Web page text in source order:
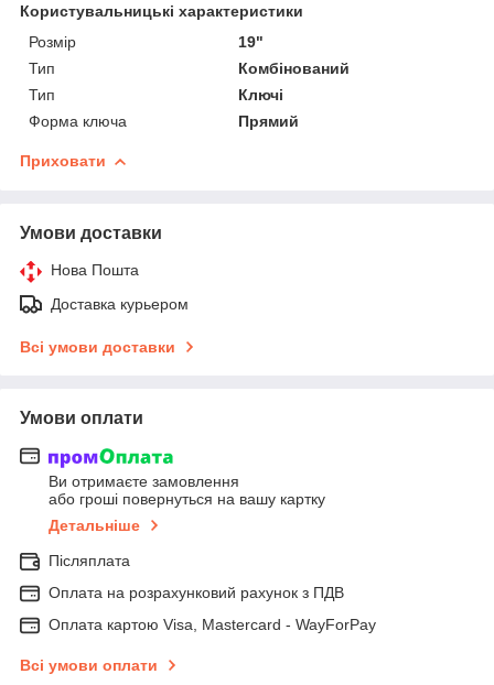
Користувальницькі характеристики
Розмір
19"
Тип
Комбінований
Тип
Ключі
Форма ключа
Прямий
Приховати
Умови доставки
Нова Пошта
Доставка курьером
Всі умови доставки
Умови оплати
Ви отримаєте замовлення
або гроші повернуться на вашу картку
Детальніше
Післяплата
Оплата на розрахунковий рахунок з ПДВ
Оплата картою Visa, Mastercard - WayForPay
Всі умови оплати